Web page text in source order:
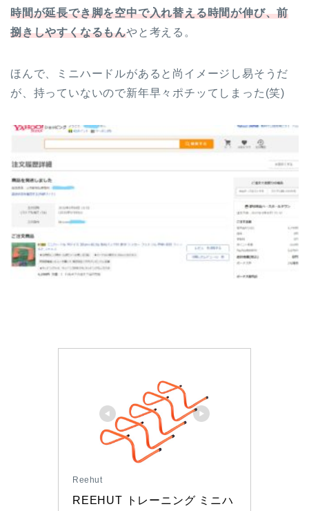
時間が延長でき脚を空中で入れ替える時間が伸び、前
捌きしやすくなるもんやと考える。
ほんで、ミニハードルがあると尚イメージし易そうだ
が、持っていないので新年早々ポチッてしまった(笑)
Reehut
REEHUT トレーニング ミニハ